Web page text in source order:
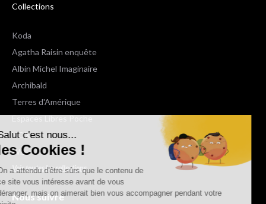
Salut c'est nous...
les Cookies !
On a attendu d'être sûrs que le contenu de
ce site vous intéresse avant de vous
déranger, mais on aimerait bien vous accompagner pendant votre
Collections
Koda
Agatha Raisin enquête
Albin Michel Imaginaire
Archibald
Terres d'Amérique
Espaces Libres Poche
NOX
Wiz
Voir toutes les collections
Nous suivre